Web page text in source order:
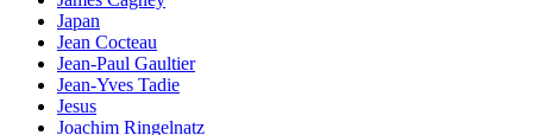
Japan
Jean Cocteau
Jean-Paul Gaultier
Jean-Yves Tadie
Jesus
Joachim Ringelnatz